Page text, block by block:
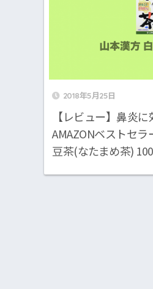
2018年5月25日
【レビュー】鼻炎
AMAZONベストセ
豆茶(なたまめ茶)